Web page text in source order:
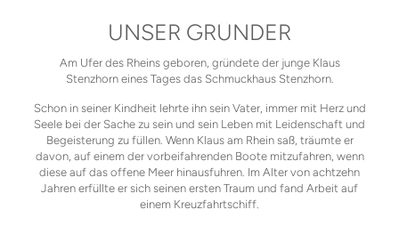
UNSER GRÜNDER
Am Ufer des Rheins geboren, gründete der junge Klaus
Stenzhorn eines Tages das Schmuckhaus Stenzhorn.
Schon in seiner Kindheit lehrte ihn sein Vater, immer mit Herz und
Seele bei der Sache zu sein und sein Leben mit Leidenschaft und
Begeisterung zu füllen. Wenn Klaus am Rhein saß, träumte er
davon, auf einem der vorbeifahrenden Boote mitzufahren, wenn
diese auf das offene Meer hinausfuhren. Im Alter von achtzehn
Jahren erfüllte er sich seinen ersten Traum und fand Arbeit auf
einem Kreuzfahrtschiff.